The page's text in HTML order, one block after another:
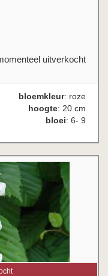
uitverkocht
bloemkleur: roze
hoogte: 20 cm
bloei: 6- 9